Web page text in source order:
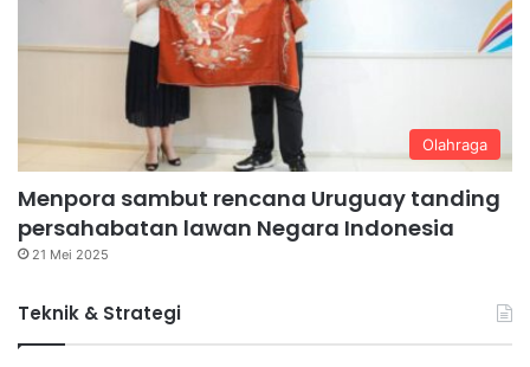
Olahraga
Menpora sambut rencana Uruguay tanding
persahabatan lawan Negara Indonesia
21 Mei 2025
Teknik & Strategi